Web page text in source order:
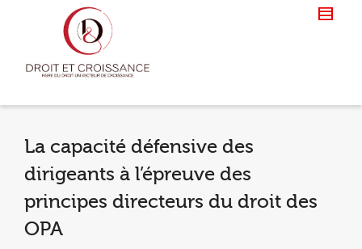
La capacité défensive des
dirigeants à l’épreuve des
principes directeurs du droit des
OPA